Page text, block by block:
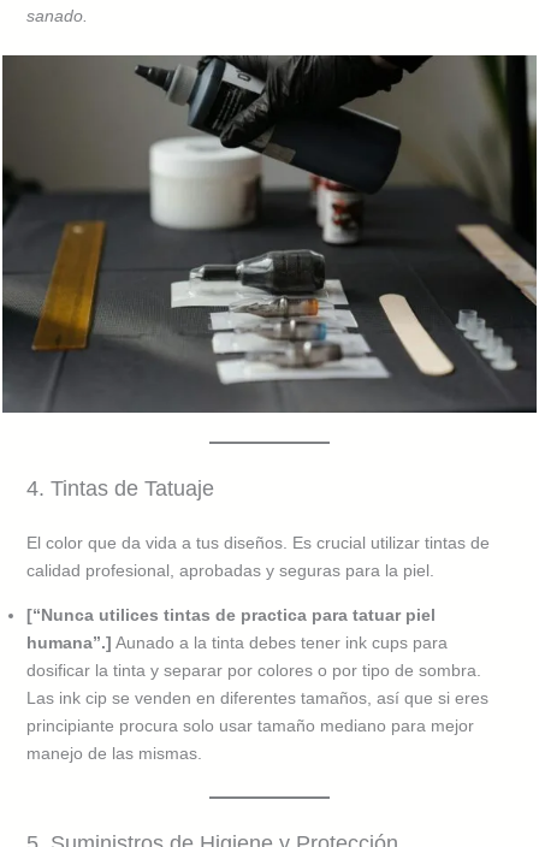
sanado.
4. Tintas de Tatuaje
El color que da vida a tus diseños. Es crucial utilizar tintas de
calidad profesional, aprobadas y seguras para la piel.
[“Nunca utilices tintas de practica para tatuar piel
humana”.] Aunado a la tinta debes tener ink cups para
dosificar la tinta y separar por colores o por tipo de sombra.
Las ink cip se venden en diferentes tamaños, así que si eres
principiante procura solo usar tamaño mediano para mejor
manejo de las mismas.